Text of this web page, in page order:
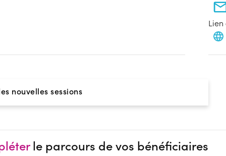
nouvelles sessions
le parcours de vos bénéficiaires